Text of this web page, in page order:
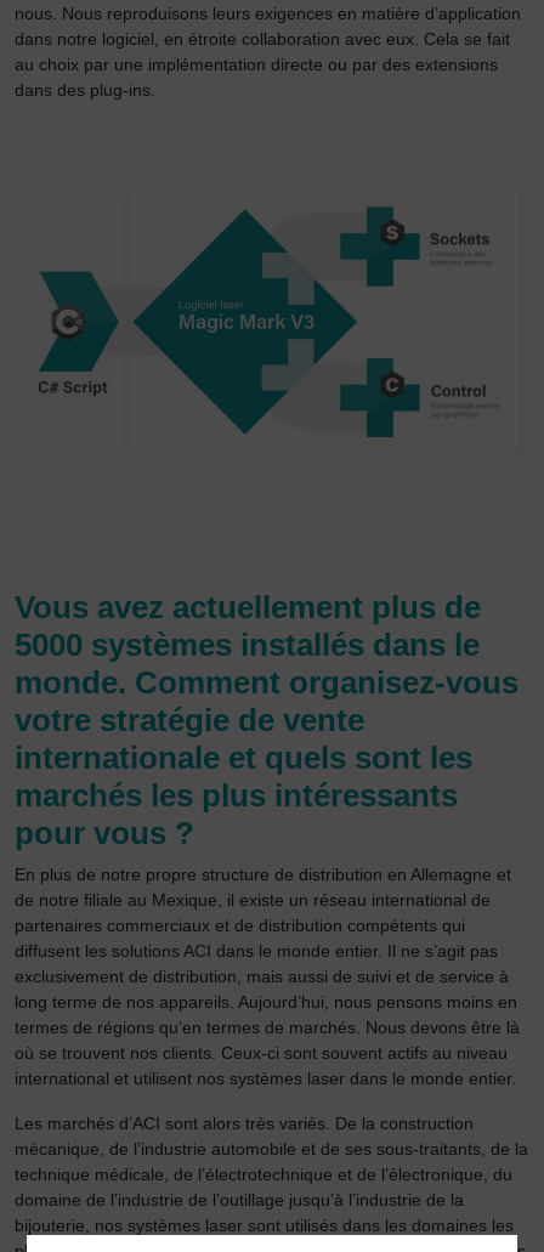
nous. Nous reproduisons leurs exigences en matière d’application
dans notre logiciel, en étroite collaboration avec eux. Cela se fait
au choix par une implémentation directe ou par des extensions
dans des plug-ins.
Vous avez actuellement plus de
5000 systèmes installés dans le
monde. Comment organisez-vous
votre stratégie de vente
internationale et quels sont les
marchés les plus intéressants
pour vous ?
En plus de notre propre structure de distribution en Allemagne et
de notre filiale au Mexique, il existe un réseau international de
partenaires commerciaux et de distribution compétents qui
diffusent les solutions ACI dans le monde entier. Il ne s’agit pas
exclusivement de distribution, mais aussi de suivi et de service à
long terme de nos appareils. Aujourd’hui, nous pensons moins en
termes de régions qu’en termes de marchés. Nous devons être là
où se trouvent nos clients. Ceux-ci sont souvent actifs au niveau
international et utilisent nos systèmes laser dans le monde entier.
Les marchés d’ACI sont alors très variés. De la construction
mécanique, de l’industrie automobile et de ses sous-traitants, de la
technique médicale, de l’électrotechnique et de l’électronique, du
domaine de l’industrie de l’outillage jusqu’à l’industrie de la
bijouterie, nos systèmes laser sont utilisés dans les domaines les